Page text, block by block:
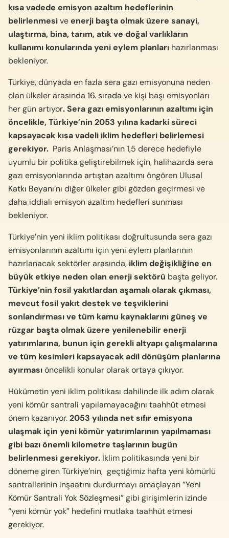
kısa vadede emisyon azaltım hedeflerinin
belirlenmesiveenerji başta olmak üzere sanayi,
ulaştırma, bina, tarım, atık ve doğal varlıkların
kullanımı konularındayeni eylem planları hazırlanması
bekleniyor.
Türkiye, dünyada en fazla sera gazı emisyonuna neden
olan ülkeler arasında 16. sırada ve kişi başı emisyonları
her gün artıyor.Sera gazı emisyonlarının azaltımı için
öncelikle, Türkiye’nin 2053 yılına kadarki süreci
kapsayacak kısa vadeli iklim hedefleri belirlemesi
gerekiyor. Paris Anlaşması’nın 1,5 derece hedefiyle
uyumlu bir politika geliştirebilmek için, halihazırda sera
gazı emisyonlarında artıştan azaltımı öngören Ulusal
Katkı Beyanı’nı diğer ülkeler gibi gözden geçirmesi ve
daha iddialı emisyon azaltım hedefleri sunması
bekleniyor.
Türkiye’nin yeni iklim politikası doğrultusunda sera gazı
emisyonlarının azaltımı için yeni eylem planlarının
hazırlanacak sektörler arasında, iklim değişikliğine en
büyük etkiye neden olan enerji sektörü başta geliyor.
Türkiye’nin fosil yakıtlardan aşamalı olarak çıkması,
mevcut fosil yakıt destek ve teşviklerini
sonlandırması ve tüm kamu kaynaklarını güneş ve
rüzgar başta olmak üzere yenilenebilir enerji
yatırımlarına, bunun için gerekli altyapı çalışmalarına
ve tüm kesimleri kapsayacak adil dönüşüm planlarına
ayırmasıöncelikli konular olarak ortaya çıkıyor.
Hükümetin yeni iklim politikası dahilinde ilk adım olarak
yeni kömür santrali yapılamayacağını taahhüt etmesi
önem kazanıyor.2053 yılında net sıfır emisyona
ulaşmak için yeni kömür yatırımlarının yapılmaması
gibi bazı önemli kilometre taşlarının bugün
belirlenmesi gerekiyor. İklim politikasında yeni bir
döneme giren Türkiye’nin, geçtiğimiz hafta yeni kömürlü
santrallerinin inşaatını durdurmayı amaçlayan “Yeni
Kömür Santrali Yok Sözleşmesi” gibi girişimlerin izinde
“yeni kömür yok” hedefini mutlaka taahhüt etmesi
gerekiyor.